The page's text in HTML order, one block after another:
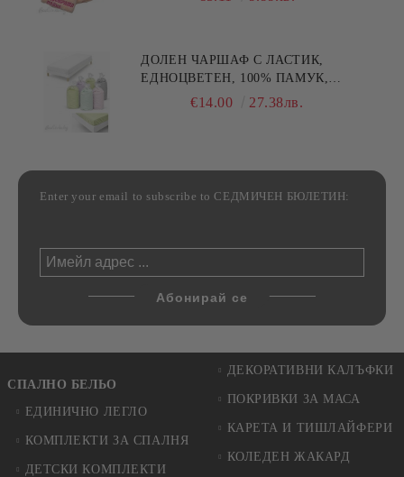
ДОЛЕН ЧАРШАФ С ЛАСТИК,
ЕДНОЦВЕТЕН, 100% ПАМУК,
РАЗЛИЧНИ РАЗМЕРИ
€14.00 27.38лв.
Enter your email to subscribe to СЕДМИЧЕН БЮЛЕТИН:
СПАЛНО БЕЛЬО
ЕДИНИЧНО ЛЕГЛО
КОМПЛЕКТИ ЗА СПАЛНЯ
ДЕТСКИ КОМПЛЕКТИ
ДЕКОРАТИВНИ КАЛЪФКИ
ПОКРИВКИ ЗА МАСА
КАРЕТА И ТИШЛАЙФЕРИ
КОЛЕДЕН ЖАКАРД